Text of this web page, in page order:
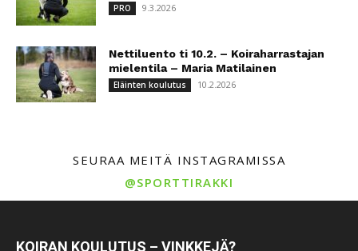
PRO 9.3.2026
Nettiluento ti 10.2. – Koiraharrastajan
mielentila – Maria Matilainen
Eläinten koulutus 10.2.2026
SEURAA MEITÄ INSTAGRAMISSA
@SPORTTIRAKKI
KOIRAN KOULUTUS – VINKKEJÄ?